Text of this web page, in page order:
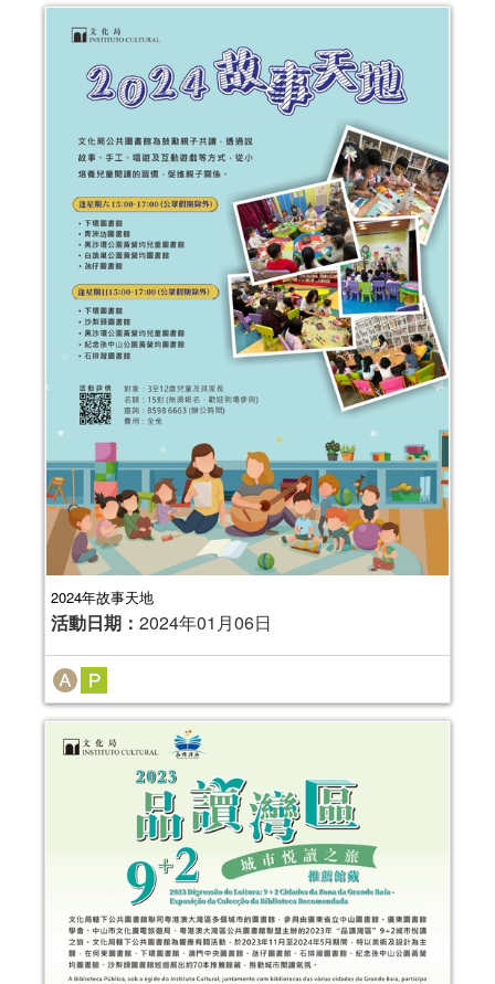
2024年故事天地
活動日期： 2024年01月06日